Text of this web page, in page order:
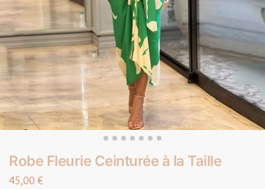
Robe Fleurie Ceinturée à la Taille
45,00 €